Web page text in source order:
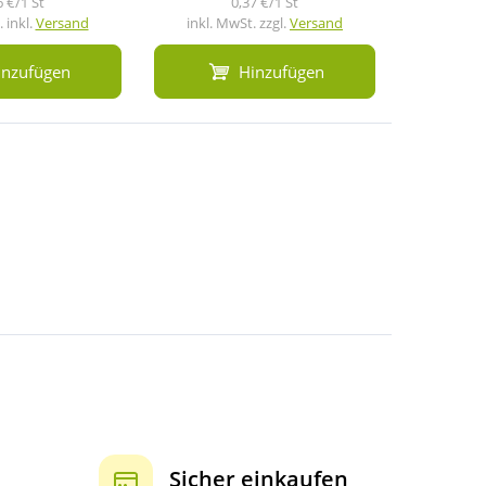
inkl.Versand
inkl. MwSt. zzgl.Versand
Hinzufügen
Sicher einkaufen